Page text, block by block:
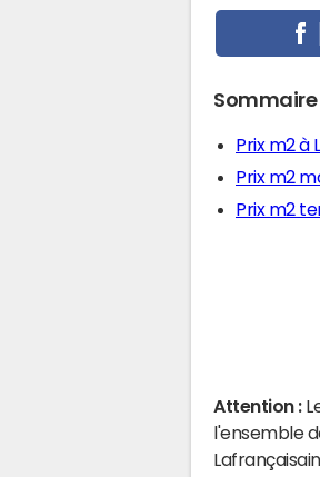
Sommaire
Prix m2 à
Prix m2
Prix m2
Attention :
l'ensemble